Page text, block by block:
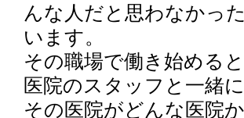
んな人だと思わなかっ
います。
その職場で働き始める
医院のスタッフと一緒
その医院がどんな医院